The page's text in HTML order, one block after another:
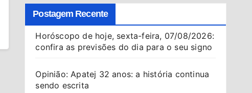
Postagem Recente
Horóscopo de hoje, sexta-feira, 07/08/2026:
confira as previsões do dia para o seu signo
Opinião: Apatej 32 anos: a história continua
sendo escrita